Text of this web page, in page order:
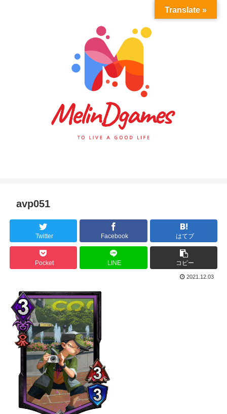
avp051
Twitter Facebook はてブ
Pocket LINE コピー
2021.12.03
Translate »